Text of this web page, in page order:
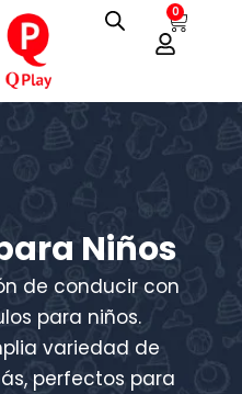
0
Cart
Niños
de conducir con
para niños.
variedad de
perfectos para